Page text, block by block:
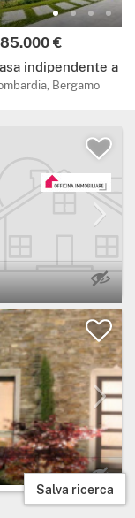
€
indipendente a
Bergamo
Salva ricerca